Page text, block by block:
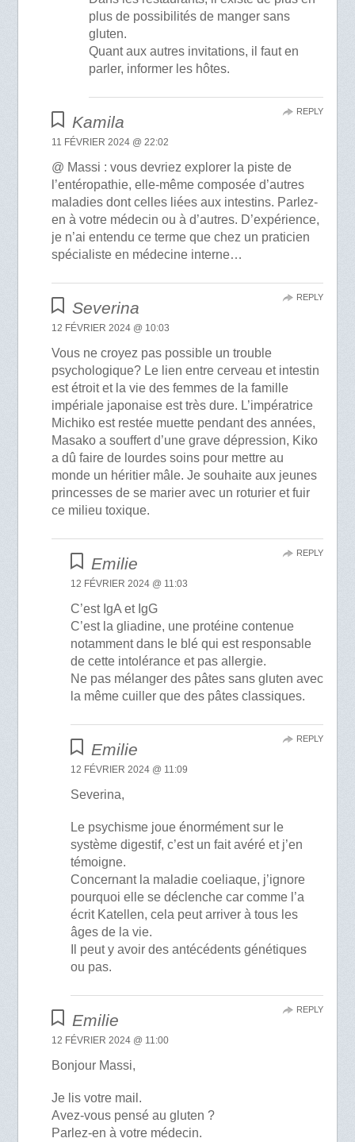
plus de possibilités de manger sans
gluten.
Quant aux autres invitations, il faut en
parler, informer les hôtes.
Kamila
11 FÉVRIER 2024 @ 22:02
@ Massi : vous devriez explorer la piste de
l’entéropathie, elle-même composée d’autres
maladies dont celles liées aux intestins. Parlez-
en à votre médecin ou à d’autres. D’expérience,
je n’ai entendu ce terme que chez un praticien
spécialiste en médecine interne…
REPLY
Severina
12 FÉVRIER 2024 @ 10:03
Vous ne croyez pas possible un trouble
psychologique? Le lien entre cerveau et intestin
est étroit et la vie des femmes de la famille
impériale japonaise est très dure. L’impératrice
Michiko est restée muette pendant des années,
Masako a souffert d’une grave dépression, Kiko
a dû faire de lourdes soins pour mettre au
monde un héritier mâle. Je souhaite aux jeunes
princesses de se marier avec un roturier et fuir
ce milieu toxique.
REPLY
Emilie
12 FÉVRIER 2024 @ 11:03
C’est IgA et IgG
C’est la gliadine, une protéine contenue
notamment dans le blé qui est responsable
de cette intolérance et pas allergie.
Ne pas mélanger des pâtes sans gluten avec
la même cuiller que des pâtes classiques.
REPLY
Emilie
12 FÉVRIER 2024 @ 11:09
Severina,
Le psychisme joue énormément sur le
système digestif, c’est un fait avéré et j’en
témoigne.
Concernant la maladie coeliaque, j’ignore
pourquoi elle se déclenche car comme l’a
écrit Katellen, cela peut arriver à tous les
âges de la vie.
Il peut y avoir des antécédents génétiques
ou pas.
REPLY
Emilie
12 FÉVRIER 2024 @ 11:00
Bonjour Massi,
Je lis votre mail.
Avez-vous pensé au gluten ?
Parlez-en à votre médecin.
REPLY